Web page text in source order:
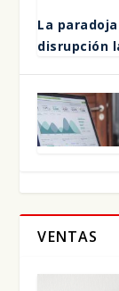
La
dis­rup­ción
VENTAS